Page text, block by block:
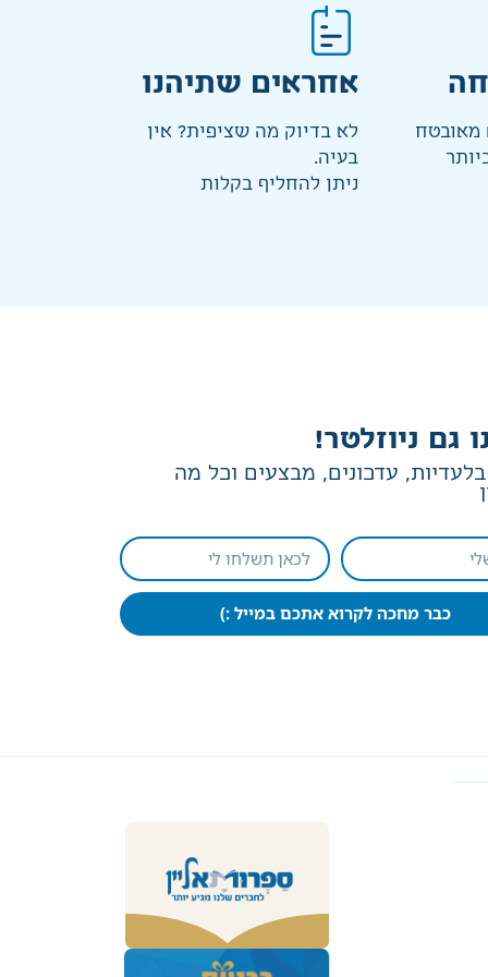
מאובטח
אחראים שתיהנו
לא בדיוק מה שציפית? אין
בעיה.
ניתן להחליף בקלות
גם ניוזלטר!
עדכונים, מבצעים וכל מה
כבר מחכה לקרוא אתכם במייל :)